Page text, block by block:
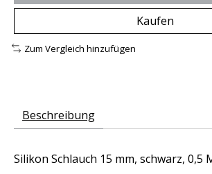
Kaufen
Zum Vergleich hinzufügen
Beschreibung
Silikon Schlauch 15 mm, schwarz, 0,5